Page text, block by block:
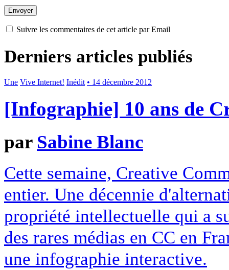
Suivre les commentaires de cet article par Email
Derniers articles publiés
Une Vive Internet! Inédit • 14 décembre 2012
[Infographie] 10 ans de
par Sabine Blanc
Cette semaine, Creative
entier. Une décennie
propriété intellectuelle qui a
des rares médias en CC en
une infographie interactive.